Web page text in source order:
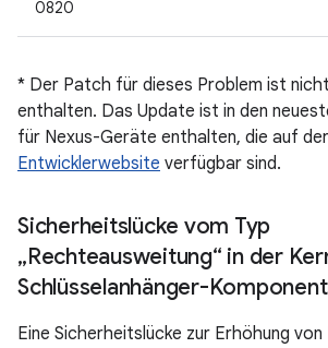
0820
* Der Patch für dieses Problem ist nicht
enthalten. Das Update ist in den
für Nexus-Geräte enthalten, die auf der
Entwicklerwebsite verfügbar sind.
Sicherheitslücke vom Typ
„Rechteausweitung“ in der
Schlüsselanhänger-
Eine Sicherheitslücke zur Erhöhung